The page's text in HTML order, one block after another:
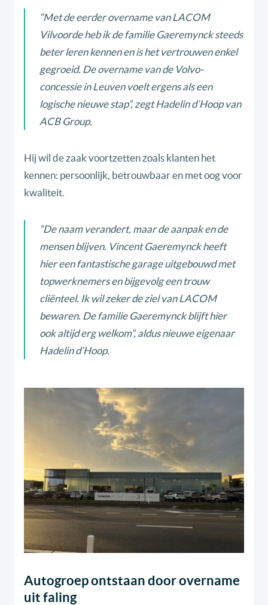
“Met de eerder overname van LACOM
Vilvoorde heb ik de familie Gaeremynck steeds
beter leren kennen en is het vertrouwen enkel
gegroeid. De overname van de Volvo-
concessie in Leuven voelt ergens als een
logische nieuwe stap”, zegt Hadelin d’Hoop van
ACB Group.
Hij wil de zaak voortzetten zoals klanten het
kennen: persoonlijk, betrouwbaar en met oog voor
kwaliteit.
“De naam verandert, maar de aanpak en de
mensen blijven. Vincent Gaeremynck heeft
hier een fantastische garage uitgebouwd met
topwerknemers en bijgevolg een trouw
cliënteel. Ik wil zeker de ziel van LACOM
bewaren. De familie Gaeremynck blijft hier
ook altijd erg welkom”, aldus nieuwe eigenaar
Hadelin d’Hoop.
Autogroep ontstaan door overname
uit faling